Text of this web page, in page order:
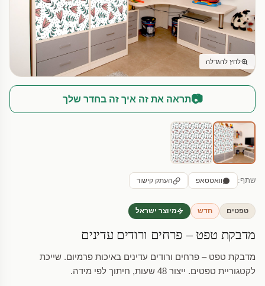
לחץ להגדלה
📷תראה את זה איך זה בחדר שלך
שתף: וואטסאפ העתק קישור
טפטים חדש מיוצר ישראל
מדבקת טפט – פרחים ורודים עדינים
מדבקת טפט – פרחים ורודים עדינים באיכות פרמיום. שייכת
לקטגוריית טפטים. ייצור 48 שעות, חיתוך לפי מידה.